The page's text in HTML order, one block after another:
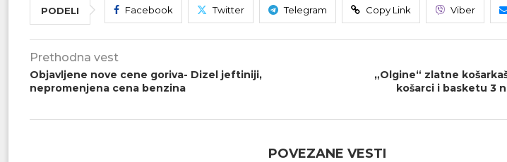
PODELI Facebook Twitter Telegram Copy Link Viber
Prethodna vest
Objavljene nove cene goriva- Dizel jeftiniji,
nepromenjena cena benzina
„Olgine“ zlatne
košarci i basketu 3
POVEZANE VESTI